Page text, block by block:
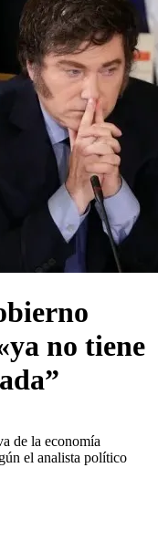
no tiene
de la economía
el analista político